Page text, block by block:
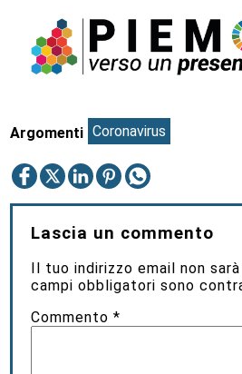
Argomenti Coronavirus
Lascia un commento
Il tuo indirizzo email non
campi obbligatori sono
Commento*